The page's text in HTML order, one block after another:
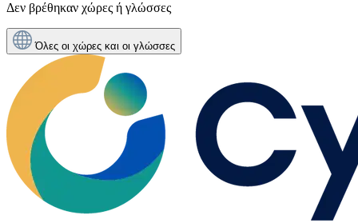
Δεν βρέθηκαν χώρες ή γλώσσες
Όλες οι χώρες και οι γλώσσες